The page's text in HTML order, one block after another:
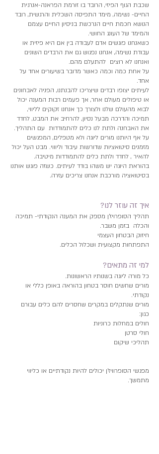
שכבת הגוף הפיזי, הרובד בו זורמת הפראנה-אנרגית
החיים- נשימה, מימד התפיסה השכלית והרגשית, רובד
הנושא חכמת חיים הנרכשת בניסיון החיים עצמם
והמימד של העונג החושי.
כשאנחנו פוגשים אדם לעבודה בין אם היא פיזית או
עבודת נשימה, אנחנו נפגוש גם את הרבדים השונים
ואנחנו לא רוצים להתעלם מהם.
על אחת כמה וכמה כאשר מדובר בשיעורים אחד על
אחד.
לעיתים יצופו רבדים שיצריכו להבנתנו, הפניה לאבחונים
או טיפולים מעולם אחר, אך פעמים רבות המענה יכול
לבוא מהעולם שלנו ולצורך כך אנחנו זקוקים לליווי,
תמיכה והדרכה מבעל נסיון, להרחיב את המבט, לחדד
את האבחנה ולתת לנו כלים להתמודדות עם התהליך.
על אף היותנו מורים ליוגה ולא מטפלים, המפגשים
מזמנים סיטואציות שדורשות עיבוד וליוווי. מבט העל יכול
להאיר , לחדד ולתת כלים להתמודדות מיטיבה.
בהוראת היוגה יש משהו בודד לעיתים. כשזה פוגש אותנו
בסיטואציה מורכבת אנחנו צריכים עזרה.
איך זה עוזר לנו?
תהליך הסופרויז'ן מספק את המענה הנקודתי- תמיכה
והכלה בזמן משבר.
חיזוק הבטחון העצמי
התפתחות מקצועית ושכלול הכלים.
למי זה מתאים?
כל מורה ליוגה בשנותיו הראשונות.
מורים שחשים חוסר בטחון בהוראה באופן כללי או
נקודתי.
מורים שנתקלים במקרים שחסרים להם כלים עבורם
כגון:
חולים במחלות כרוניות
חולי סרטן
תהליכי שיקום
מפגשי הסופרוויז'ן יכולים להיות נקודתיים או כליווי
מתמשך.